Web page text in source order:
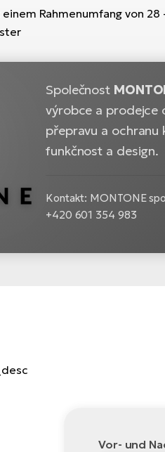
Rahmenumfang von 28
Společnost
výrobce a prodejce
přepravu a ochranu
funkčnost a design.
Kontakt: MONTONE
+420 601 354 983
Vor- und